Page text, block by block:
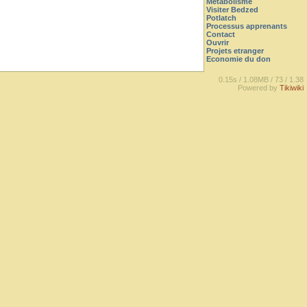
Visiter Bedzed
Potlatch
Processus apprenants
Contact
Ouvrir
Projets etranger
Economie du don
0.15s / 1.08MB / 73 / 1.38
Powered by Tikiwiki